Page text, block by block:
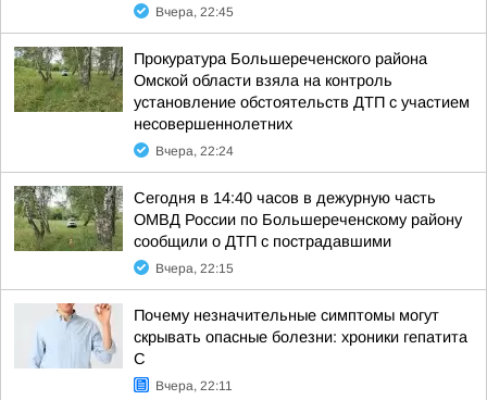
Вчера, 22:45
Прокуратура Большереченского района
Омской области взяла на контроль
установление обстоятельств ДТП с участием
несовершеннолетних
Вчера, 22:24
Сегодня в 14:40 часов в дежурную часть
ОМВД России по Большереченскому району
сообщили о ДТП с пострадавшими
Вчера, 22:15
Почему незначительные симптомы могут
скрывать опасные болезни: хроники гепатита
С
Вчера, 22:11